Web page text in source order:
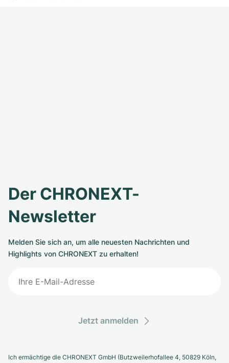
Der CHRONEXT-
Newsletter
Melden Sie sich an, um alle neuesten Nachrichten und
Highlights von CHRONEXT zu erhalten!
Jetzt anmelden
Ich ermächtige die CHRONEXT GmbH (Butzweilerhofallee 4, 50829 Köln,